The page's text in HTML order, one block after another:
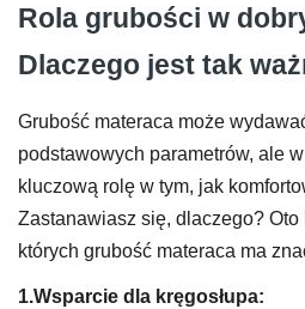
Rola grubości w
Dlaczego jest tak
Grubość materaca może
podstawowych parametrów, ale
kluczową rolę w tym, jak
Zastanawiasz się, dlaczego?
których grubość materaca ma
1.Wsparcie dla kręgosłupa: